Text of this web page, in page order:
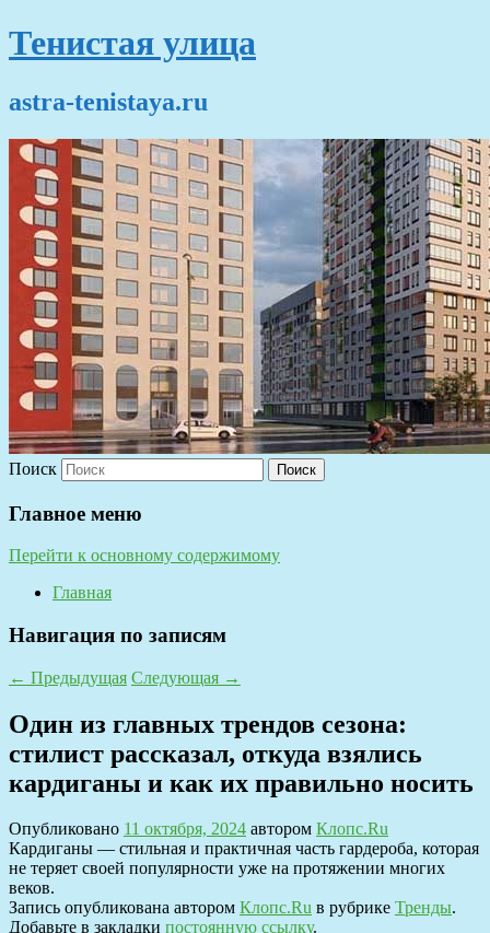
Тенистая улица
astra-tenistaya.ru
Поиск
Главное меню
Перейти к основному содержимому
Главная
Навигация по записям
← Предыдущая Следующая →
Один из главных трендов сезона:
стилист рассказал, откуда взялись
кардиганы и как их правильно носить
Опубликовано 11 октября, 2024 автором Клопс.Ru
Кардиганы — стильная и практичная часть гардероба, которая
не теряет своей популярности уже на протяжении многих
веков.
Запись опубликована автором Клопс.Ru в рубрике Тренды.
Добавьте в закладки постоянную ссылку.